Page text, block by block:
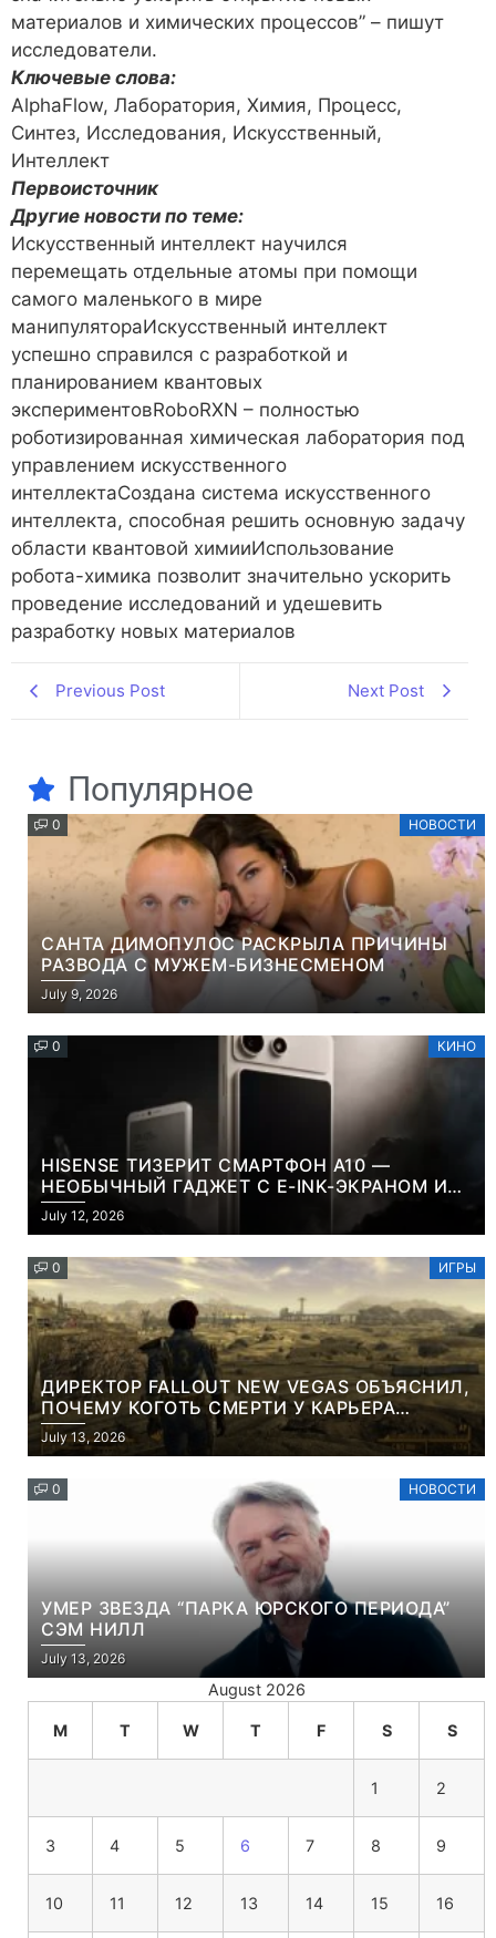
материалов и химических процессов” – пишут
исследователи.
Ключевые слова:
AlphaFlow, Лаборатория, Химия, Процесс,
Синтез, Исследования, Искусственный,
Интеллект
Первоисточник
Другие новости по теме:
Искусственный интеллект научился
перемещать отдельные атомы при помощи
самого маленького в мире
манипулятораИскусственный интеллект
успешно справился с разработкой и
планированием квантовых
экспериментовRoboRXN – полностью
роботизированная химическая лаборатория под
управлением искусственного
интеллектаСоздана система искусственного
интеллекта, способная решить основную задачу
области квантовой химииИспользование
робота-химика позволит значительно ускорить
проведение исследований и удешевить
разработку новых материалов
Previous Post Next Post
Популярное
0 НОВОСТИ
САНТА ДИМОПУЛОС РАСКРЫЛА ПРИЧИНЫ
РАЗВОДА С МУЖЕМ-БИЗНЕСМЕНОМ
July 9, 2026
0 КИНО
HISENSE ТИЗЕРИТ СМАРТФОН A10 —
НЕОБЫЧНЫЙ ГАДЖЕТ С E-INK-ЭКРАНОМ И
СЪЕМНОЙ LCD-ПАНЕЛЬЮ ДЛЯ ЦВЕТНОГО
КОНТЕНТА И СОЦСЕТЕЙ
July 12, 2026
0 ИГРЫ
ДИРЕКТОР FALLOUT NEW VEGAS ОБЪЯСНИЛ,
ПОЧЕМУ КОГОТЬ СМЕРТИ У КАРЬЕРА
НАМЕРЕННО СНОСИТ ВАМ ГОЛОВУ
July 13, 2026
0 НОВОСТИ
УМЕР ЗВЕЗДА “ПАРКА ЮРСКОГО ПЕРИОДА”
СЭМ НИЛЛ
July 13, 2026
August 2026
M T W T F S S
1 2
3 4 5 6 7 8 9
10 11 12 13 14 15 16